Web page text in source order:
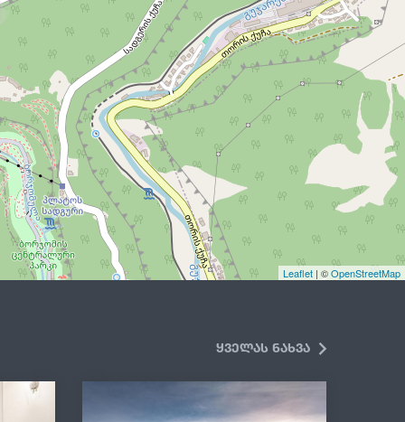
Leaflet | ©OpenStreetMap
ყველას ნახვა